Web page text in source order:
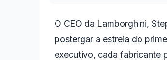
O CEO da Lamborghini,
postergar a estreia do
executivo, cada fabricante